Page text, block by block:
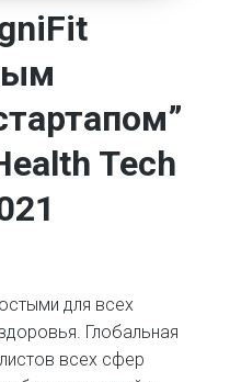
Tech
для всех
Глобальная
всех сфер